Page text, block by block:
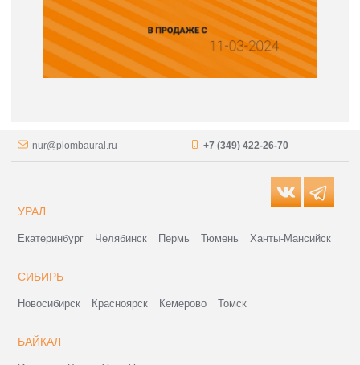
nur@plombaural.ru +7 (349) 422-26-70
УРАЛ
Екатеринбург Челябинск Пермь Тюмень Ханты-Мансийск
СИБИРЬ
Новосибирск Красноярск Кемерово Томск
БАЙКАЛ